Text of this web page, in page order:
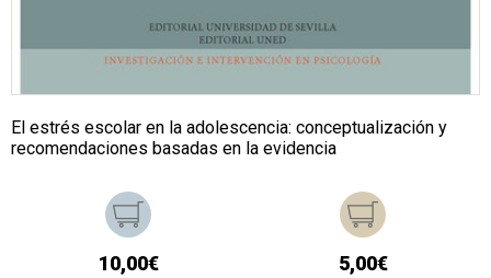
El estrés escolar en la adolescencia: conceptualización y
recomendaciones basadas en la evidencia
10,00€ 5,00€